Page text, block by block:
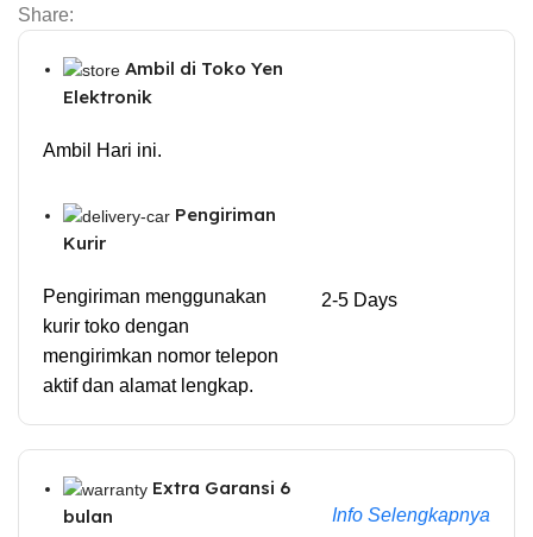
Share:
Ambil di Toko Yen
Elektronik
Ambil Hari ini.
Pengiriman
Kurir
Pengiriman menggunakan
kurir toko dengan
mengirimkan nomor telepon
aktif dan alamat lengkap.
2-5 Days
Extra Garansi 6
bulan
Info Selengkapnya